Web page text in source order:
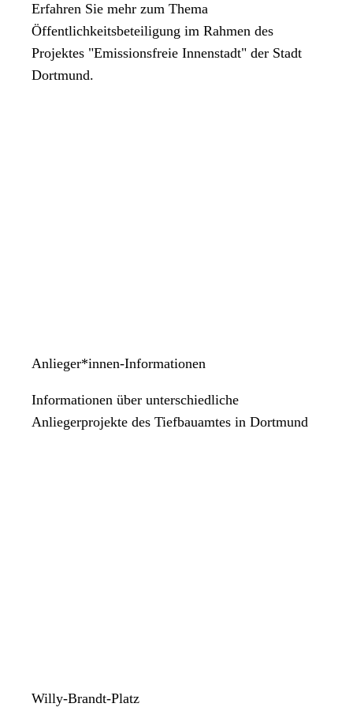
Erfahren Sie mehr zum Thema
Öffentlichkeitsbeteiligung im Rahmen des
Projektes "Emissionsfreie Innenstadt" der Stadt
Dortmund.
Anlieger*innen-Informationen
Informationen über unterschiedliche
Anliegerprojekte des Tiefbauamtes in Dortmund
Willy-Brandt-Platz